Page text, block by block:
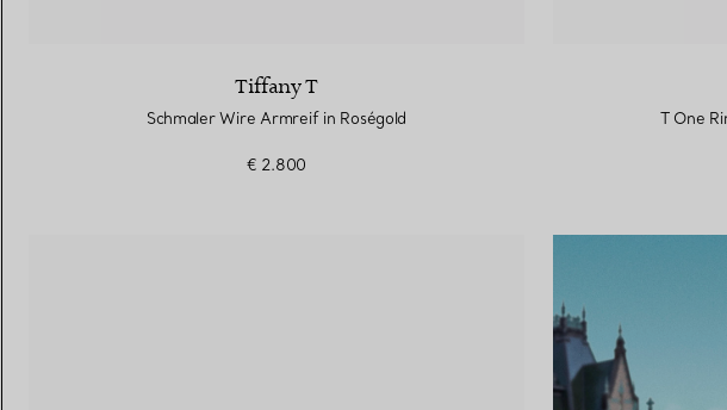
Tiffany T
Schmaler Wire Armreif in Roségold
€ 2.800
T One